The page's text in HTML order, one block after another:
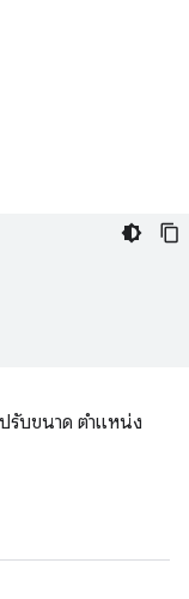
ปรับขนาด ตำแหน่ง